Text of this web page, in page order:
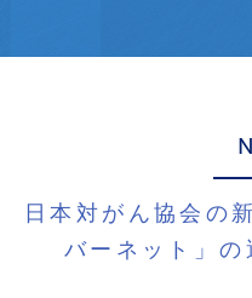
日本対がん協会の
バーネット」の